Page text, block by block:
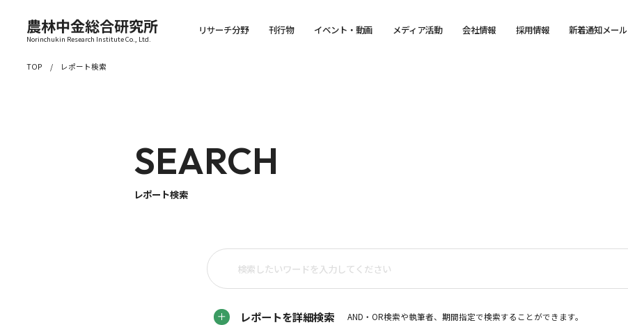
農林中金総合研究所
Norinchukin Research Institute Co., Ltd.
リサーチ分野 刊行物 イベント・動画 メディア活動 会社情報 採用情報 新着通知メール
TOP レポート検索
SEARCH
レポート検索
レポートを詳細検索 AND・OR検索や執筆者、期間指定で検索することができます。